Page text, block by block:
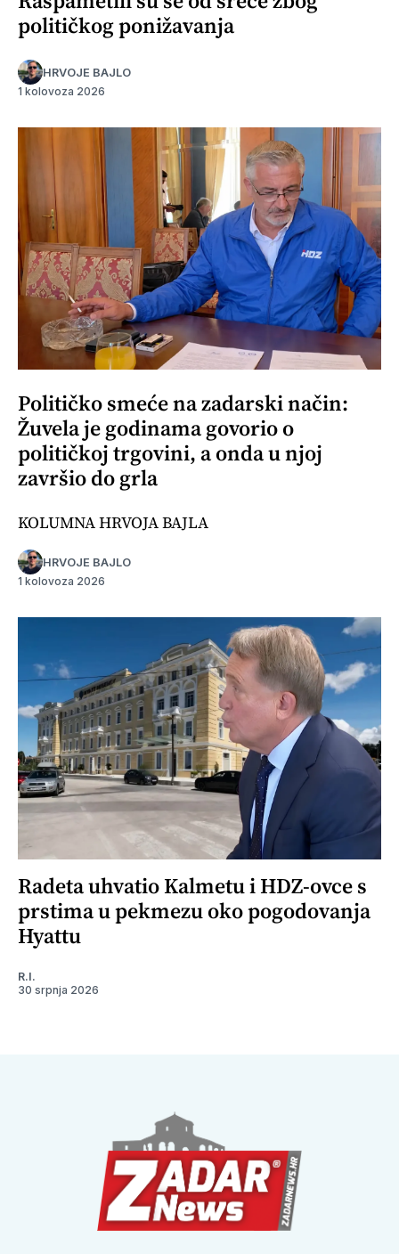
političkog ponižavanja
HRVOJE BAJLO
1 kolovoza 2026
Političko smeće na zadarski način:
Žuvela je godinama govorio o
političkoj trgovini, a onda u njoj
završio do grla
KOLUMNA HRVOJA BAJLA
HRVOJE BAJLO
1 kolovoza 2026
Radeta uhvatio Kalmetu i HDZ-ovce s
prstima u pekmezu oko pogodovanja
Hyattu
R.I.
30 srpnja 2026